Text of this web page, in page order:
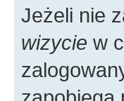
Jeżeli nie
wizycie w